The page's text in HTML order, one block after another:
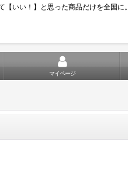
いい！】と思った商品だけを全国に。
マイページ